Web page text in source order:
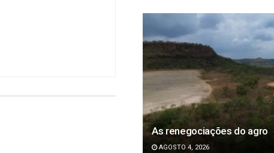
As renegociações do agro
AGOSTO 4, 2026